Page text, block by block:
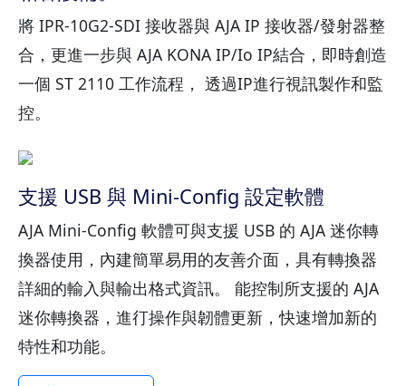
將 IPR-10G2-SDI 接收器與 AJA IP 接收器/發射器整
合，更進一步與 AJA KONA IP/Io IP結合，即時創造
一個 ST 2110 工作流程， 透過IP進行視訊製作和監
控。
支援 USB 與 Mini-Config 設定軟體
AJA Mini-Config 軟體可與支援 USB 的 AJA 迷你轉
換器使用，內建簡單易用的友善介面，具有轉換器
詳細的輸入與輸出格式資訊。 能控制所支援的 AJA
迷你轉換器，進㣔操作與韌體更新，快速增加新的
特性和功能。